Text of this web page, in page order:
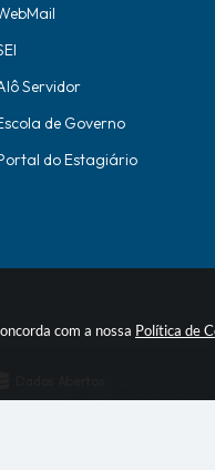
com a nossa Política de
Servidor
de Governo
do Estagiário